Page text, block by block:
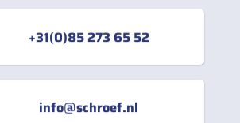
+31(0)85 273 65 52
info@schroef.nl